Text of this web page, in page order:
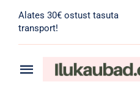
content
Alates 30€ ostust tasuta
transport!
for:
Toggle